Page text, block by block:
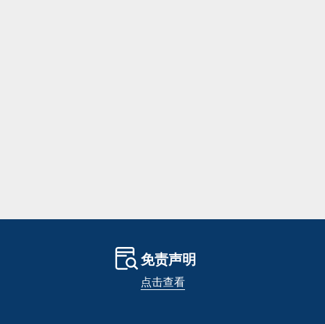
免责声明
点击查看